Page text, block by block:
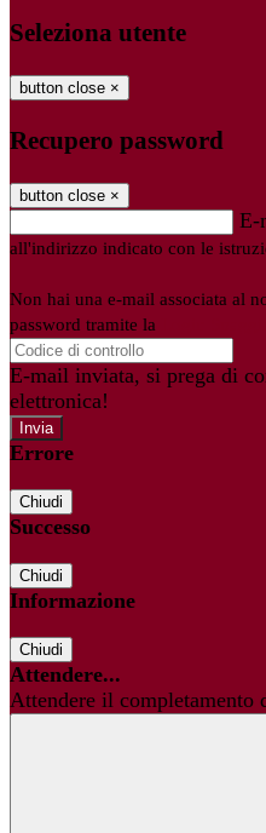
Seleziona utente
button close ×
Recupero password
button close ×
E-
all'indirizzo indicato con le
Non hai una e-mail associata al
password tramite la
E-mail inviata, si prega di
elettronica!
Errore
Chiudi
Successo
Chiudi
Informazione
Chiudi
Attendere...
Attendere il completamento